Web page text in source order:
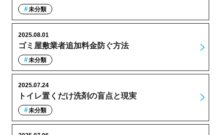
未分類
ゴミ屋敷業者追加料金防ぐ方法
2025.08.01
未分類
トイレ置くだけ洗剤の盲点と現実
2025.07.24
未分類